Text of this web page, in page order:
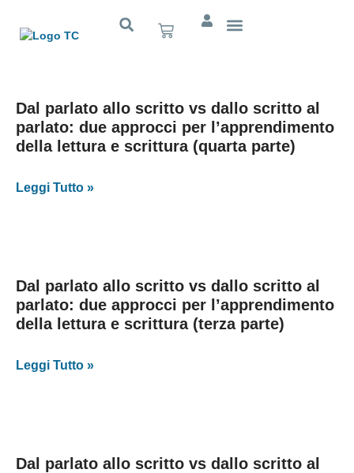
Dal parlato allo scritto vs dallo scritto al
parlato: due approcci per l’apprendimento
della lettura e scrittura (quarta parte)
Leggi Tutto »
Dal parlato allo scritto vs dallo scritto al
parlato: due approcci per l’apprendimento
della lettura e scrittura (terza parte)
Leggi Tutto »
Dal parlato allo scritto vs dallo scritto al